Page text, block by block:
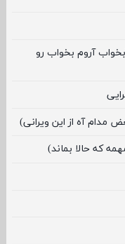
آروم بخواب رو
مدام آه از این ویرانی)
که حالا بماند)